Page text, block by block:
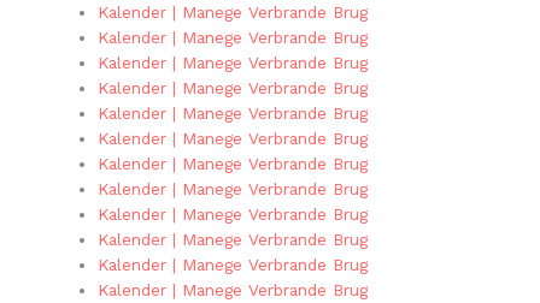
Kalender | Manege Verbrande Brug
Kalender | Manege Verbrande Brug
Kalender | Manege Verbrande Brug
Kalender | Manege Verbrande Brug
Kalender | Manege Verbrande Brug
Kalender | Manege Verbrande Brug
Kalender | Manege Verbrande Brug
Kalender | Manege Verbrande Brug
Kalender | Manege Verbrande Brug
Kalender | Manege Verbrande Brug
Kalender | Manege Verbrande Brug
Kalender | Manege Verbrande Brug